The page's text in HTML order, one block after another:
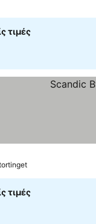
τιμές
τιμές